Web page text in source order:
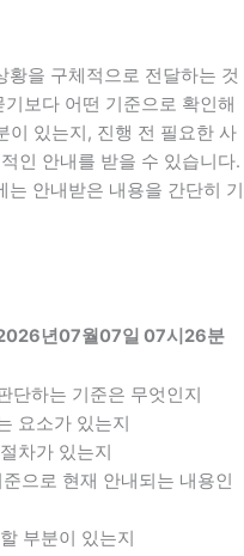
을 구체적으로 전달하는 것
보다 어떤 기준으로 확인해
이 있는지, 진행 전 필요한 사
인 안내를 받을 수 있습니다.
안내받은 내용을 간단히 기
년07월07일 07시26분
단하는 기준은 무엇인지
요소가 있는지
차가 있는지
으로 현재 안내되는 내용인
부분이 있는지